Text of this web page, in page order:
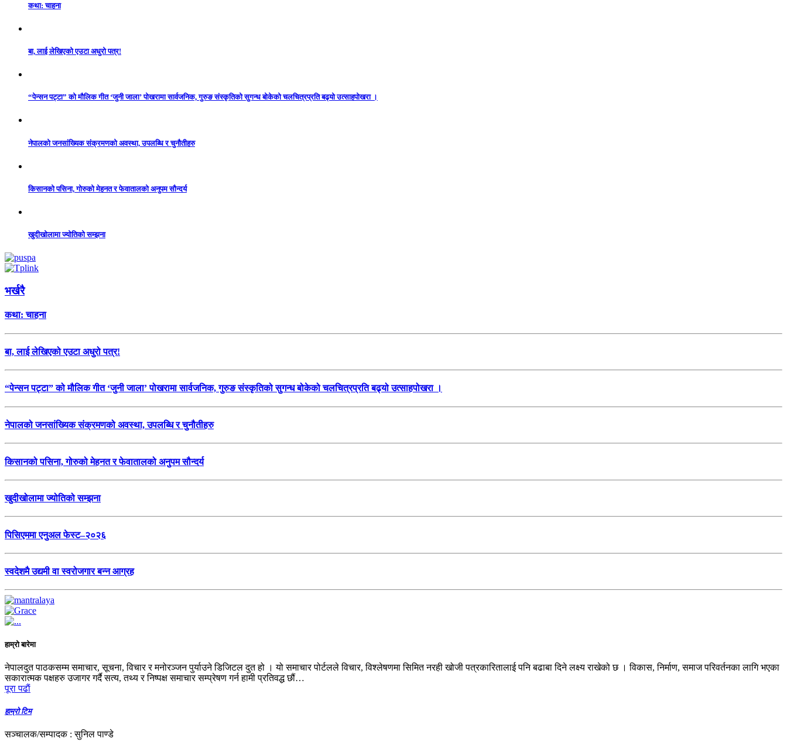
कथा: चाहना
बा, लाई लेखिएको एउटा अधुरो पत्र!
“पेन्सन पट्टा” को मौलिक गीत ‘जुनी जाला’ पोखरामा सार्वजनिक, गुरुङ संस्कृतिको सुगन्ध बोकेको चलचित्रप्रति बढ्यो उत्साहपोखरा ।
नेपालको जनसांख्यिक संक्रमणको अवस्था, उपलब्धि र चुनौतीहरु
किसानको पसिना, गोरुको मेहनत र फेवातालको अनुपम सौन्दर्य
खुदीखोलामा ज्योतिको सम्झना
भर्खरै
कथा: चाहना
बा, लाई लेखिएको एउटा अधुरो पत्र!
“पेन्सन पट्टा” को मौलिक गीत ‘जुनी जाला’ पोखरामा सार्वजनिक, गुरुङ संस्कृतिको सुगन्ध बोकेको चलचित्रप्रति बढ्यो उत्साहपोखरा ।
नेपालको जनसांख्यिक संक्रमणको अवस्था, उपलब्धि र चुनौतीहरु
किसानको पसिना, गोरुको मेहनत र फेवातालको अनुपम सौन्दर्य
खुदीखोलामा ज्योतिको सम्झना
पिसिएममा एनुअल फेस्ट–२०२६
स्वदेशमै उद्यमी वा स्वरोजगार बन्न आग्रह
हाम्रो बारेमा
नेपालदुत पाठकसम्म समाचार, सूचना, विचार र मनोरञ्जन पुर्याउने डिजिटल दुत हो । यो समाचार पोर्टलले विचार, विश्लेषणमा सिमित नरही खोजी पत्रकारितालाई पनि बढाबा दिने लक्ष्य राखेको छ । विकास, निर्माण, समाज परिवर्तनका लागि भएका
सकारात्मक पक्षहरु उजागर गर्दै सत्य, तथ्य र निष्पक्ष समाचार सम्प्रेषण गर्न हामी प्रतिवद्ध छौं…
पूरा पढाैं
हाम्रो टिम
सञ्चालक/सम्पादक : सुनिल पाण्डे